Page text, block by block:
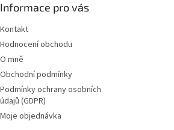
Informace pro vás
Kontakt
Hodnocení obchodu
O mně
Obchodní podmínky
Podmínky ochrany osobních
údajů (GDPR)
Moje objednávka